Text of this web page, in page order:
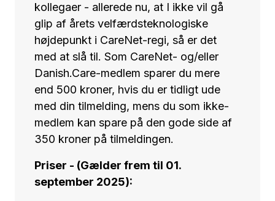
kollegaer - allerede nu, at I ikke vil gå
glip af årets velfærdsteknologiske
højdepunkt i CareNet-regi, så er det
med at slå til. Som CareNet- og/eller
Danish.Care-medlem sparer du mere
end 500 kroner, hvis du er tidligt ude
med din tilmelding, mens du som ikke-
medlem kan spare på den gode side af
350 kroner på tilmeldingen.
Priser - (Gælder frem til 01.
september 2025):